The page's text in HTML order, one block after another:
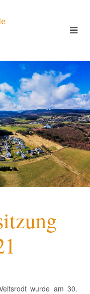
wurde am 30.